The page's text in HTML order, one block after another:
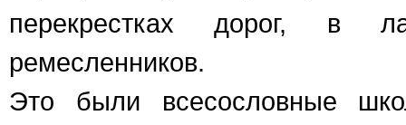
перекрестках дорог, в
ремесленников.
Это были всесословные